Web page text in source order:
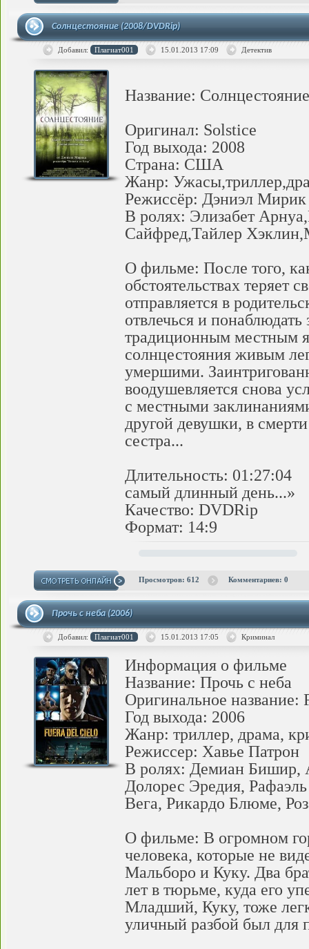
Солнцестояние (2008/DVDRip)
Добавил: Плагиат001 15.01.2013 17:09 Детектив
Название: Солнцестояние
Оригинал: Solstice
Год выхода: 2008
Страна: США
Жанр:
Режиссёр: Дэниэл Мирик
В ролях: Элизабет
Сайфред,Тайлер
О фильме: После того,
обстоятельствах теряет
отправляется в
отвлечься и
традиционным местным
солнцестояния живым
умершими.
воодушевляется снова
с местными
другой девушки, в
сестра...
Длительность:
самый длинный день...»
Качество: DVDRip
Формат: 14:9
Просмотров: 612 Комментариев: 0
Прочь с неба (2006)
Добавил: Плагиат001 15.01.2013 17:05 Криминал
Информация о фильме
Название: Прочь с неба
Оригинальное название:
Год выхода: 2006
Жанр: триллер, драма,
Режиссер: Хавье Патрон
В ролях: Демиан Бишир,
Долорес Эредия,
Вега, Рикардо Блюме,
О фильме: В огромном
человека, которые не
Мальборо и Куку. Два
лет в тюрьме, куда его
Младший, Куку, тоже
уличный разбой был для